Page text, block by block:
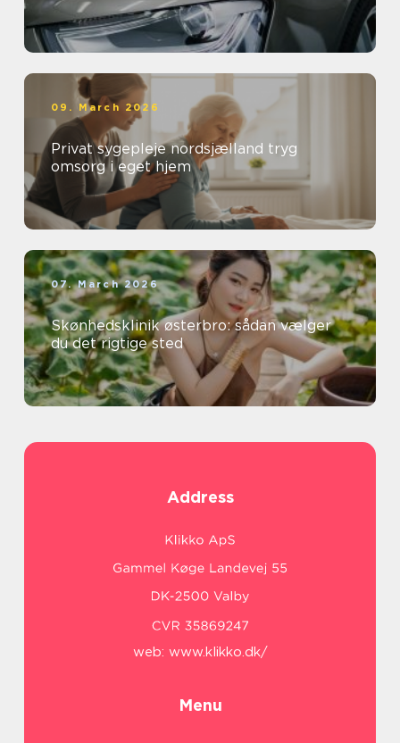
09. March 2026
Privat sygepleje nordsjælland tryg
omsorg i eget hjem
07. March 2026
Skønhedsklinik østerbro: sådan vælger
du det rigtige sted
Address
web: www.klikko.dk/
Menu